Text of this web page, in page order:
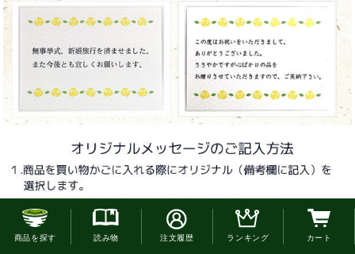
お電話でのご注文はこちら
商品を探す 読み物 注文履歴 ランキング カート